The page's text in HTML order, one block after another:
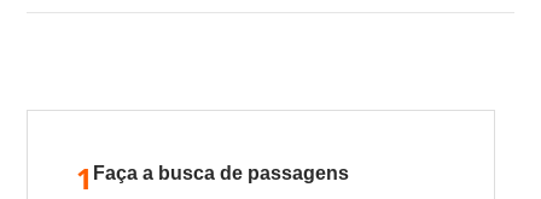
1 Faça a busca de passagens